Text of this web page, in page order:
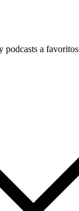
podcasts a favoritos